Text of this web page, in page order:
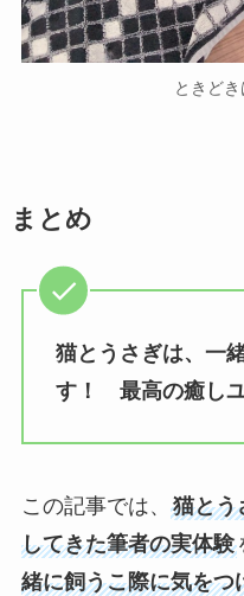
ときど
まとめ
猫とうさぎは、一
す！
最高の癒し
この記事では、 猫とう
してきた筆者の実体験
緒に飼うこ際に気をつ